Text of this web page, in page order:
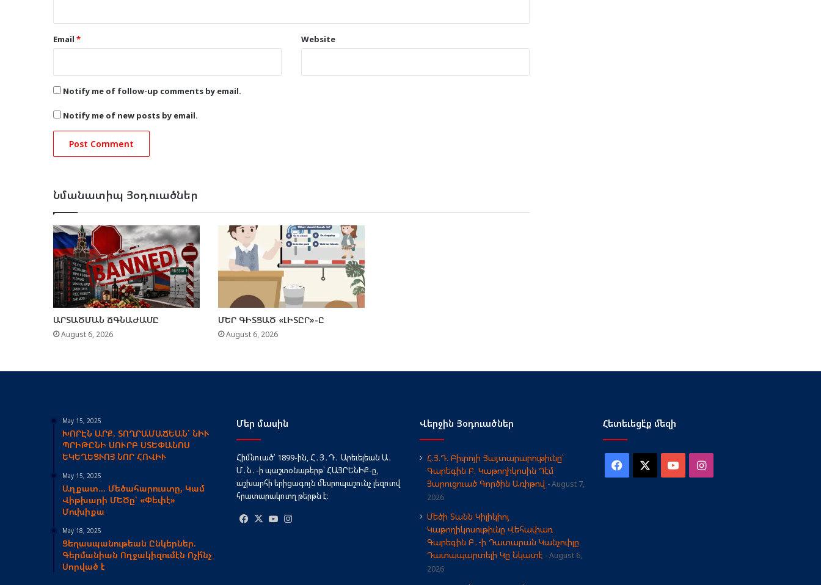
Email * Website
Notify me of follow-up comments by email.
Notify me of new posts by email.
Նմանատիպ Յօդուածներ
ԱՐՏԱԾՄԱՆ ՃԳՆԱԺԱՄԸ
August 6, 2026
ՄԵՐ ԳԻՏՑԱԾ «ԼԻՏԸՐ»-Ը
August 6, 2026
May 15, 2025
ԽՈՐԷՆ ԱՐՔ. ՏՈՂՐԱՄԱՃԵԱՆ՝ ՆԻՒ
ՊՐԻԹԸՆԻ ՍՈՒՐԲ ՍՏԵՓԱՆՈՍ
ԵԿԵՂԵՑՒՈՅ ՆՈՐ ՀՈՎԻՒ
May 15, 2025
Աղքատ… Մեծահարուստը, Կամ
Վիթխարի ՄԵԾը՝ «Փեփէ»
Մուխիքա
May 18, 2025
Ցեղասպանութեան Ընկերներ.
Գերմանիան Ողջակիզումէն Ոչի՞նչ
Սորված է
Մեր մասին
Հիմնուած՝ 1899-ին, Հ․Յ․Դ․ Արեւելեան Ա․
Մ․Ն․-ի պաշտօնաթերթ՝ ՀԱՅՐԵՆԻՔ-ը,
աշխարհի երիցագոյն մեսրոպաշունչ լեզուով
հրատարակուող թերթն է։
Facebook
X YouTube
Վերջին Յօդուածներ
Հ.Յ.Դ. Բիւրոյի Յայտարարութիւնը՝
Գարեգին Բ. Կաթողիկոսին Դէմ
Յարուցուած Գործին Առիթով
August 7,
2026
Մեծի Տանն Կիլիկիոյ
Կաթողիկոսութիւնը Վեհափառ
Գարեգին Բ․-ի Դատարան Կանչուիլը
Դատապարտելի Կը Նկատէ
August 6,
2026
Հետեւեցէ՛ք մեզի
Facebook YouTubeInstagram